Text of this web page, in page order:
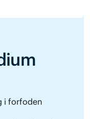
i forfoden